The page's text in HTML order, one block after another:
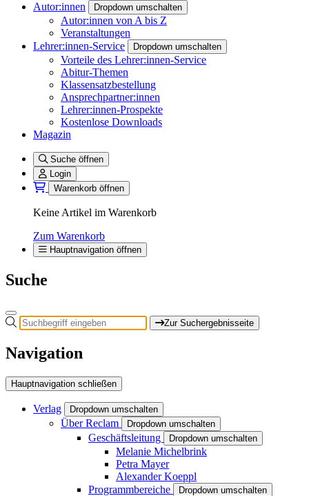
Autor:innen
Dropdown umschalten
Autor:innen von A bis Z
Veranstaltungen
Lehrer:innen-Service
Dropdown umschalten
Vorteile des Lehrer:innen-Service
Abitur-Themen
Klassensatzbestellung
Ansprechpartner:innen
Lehrer:innen-Prospekte
Kostenlose Downloads
Magazin
Suche öffnen
Login
Warenkorb öffnen
Keine Artikel im Warenkorb
Zum Warenkorb
Hauptnavigation öffnen
Suche
Zur Suchergebnisseite
Navigation
Hauptnavigation schließen
Verlag Dropdown umschalten
Über Reclam Dropdown umschalten
Geschäftsleitung Dropdown umschalten
Melanie Michelbrink
Petra Mayer
Alexander Koeppl
Programmbereiche
Dropdown umschalten